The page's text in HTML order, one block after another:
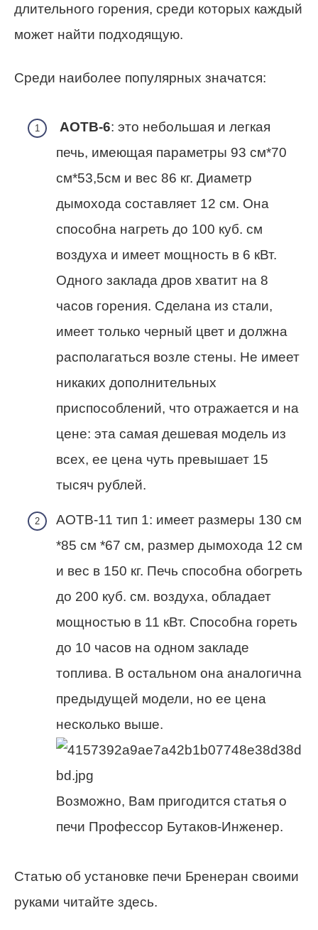
длительного горения, среди которых каждый
может найти подходящую.
Среди наиболее популярных значатся:
АОТВ-6: это небольшая и легкая
печь, имеющая параметры 93 см*70
см*53,5см и вес 86 кг. Диаметр
дымохода составляет 12 см. Она
способна нагреть до 100 куб. см
воздуха и имеет мощность в 6 кВт.
Одного заклада дров хватит на 8
часов горения. Сделана из стали,
имеет только черный цвет и должна
располагаться возле стены. Не имеет
никаких дополнительных
приспособлений, что отражается и на
цене: эта самая дешевая модель из
всех, ее цена чуть превышает 15
тысяч рублей.
АОТВ-11 тип 1: имеет размеры 130 см
*85 см *67 см, размер дымохода 12 см
и вес в 150 кг. Печь способна обогреть
до 200 куб. см. воздуха, обладает
мощностью в 11 кВт. Способна гореть
до 10 часов на одном закладе
топлива. В остальном она аналогична
предыдущей модели, но ее цена
несколько выше.
Возможно, Вам пригодится статья о
печи Профессор Бутаков-Инженер.
Статью об установке печи Бренеран своими
руками читайте здесь.